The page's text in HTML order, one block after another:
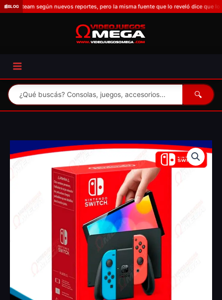
Omitir
📰BLOGnuevos reportes, pero la misma fuente que lo reveló dice que lo duda porque
🔍